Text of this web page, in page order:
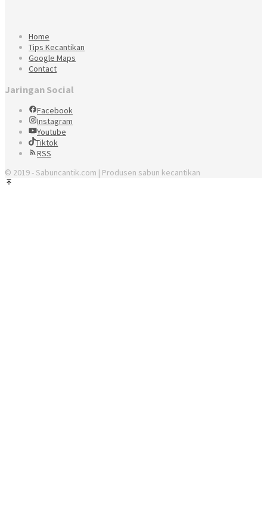
Home
Tips Kecantikan
Google Maps
Contact
Jaringan Social
Facebook
Instagram
Youtube
Tiktok
RSS
© 2019 - Sabuncantik.com | Produsen sabun kecantikan